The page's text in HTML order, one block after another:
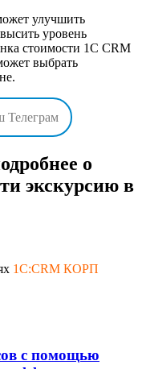
улучшить
уровень
стоимости 1С CRM
выбрать
Телеграм
о
экскурсию в
1C:CRM КОРП
с помощью